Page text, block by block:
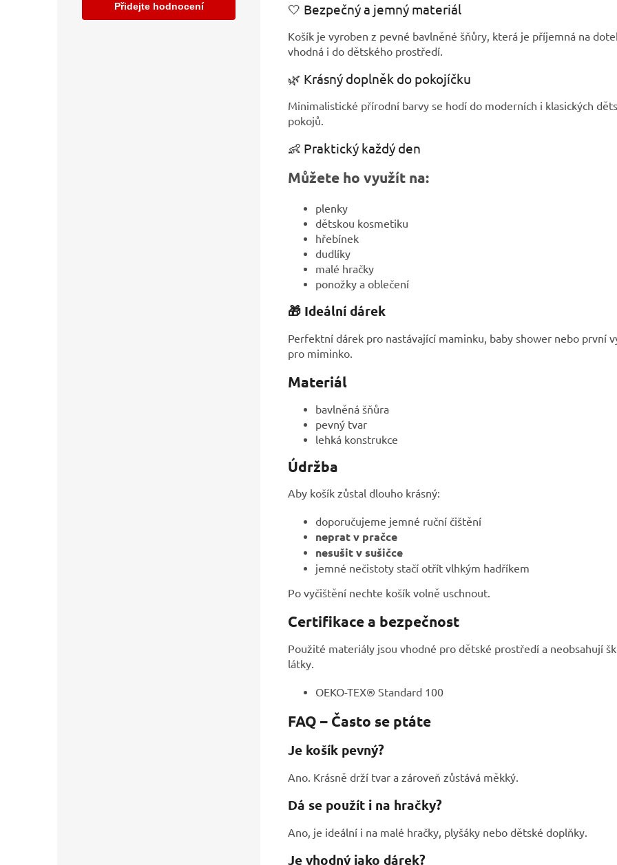
🤍 Bezpečný a jemný materiál
Košík je vyroben z pevné bavlněné šňůry, která je příjemná na
vhodná i do dětského prostředí.
🌿 Krásný doplněk do pokojíčku
Minimalistické přírodní barvy se hodí do moderních i klasických
pokojů.
👶 Praktický každý den
Můžete ho využít na:
plenky
dětskou kosmetiku
hřebínek
dudlíky
malé hračky
ponožky a oblečení
🎁 Ideální dárek
Perfektní dárek pro nastávající maminku, baby shower nebo první
pro miminko.
Materiál
bavlněná šňůra
pevný tvar
lehká konstrukce
Údržba
Aby košík zůstal dlouho krásný:
doporučujeme jemné ruční čištění
neprat v pračce
nesušit v sušičce
jemné nečistoty stačí otřít vlhkým hadříkem
Po vyčištění nechte košík volně uschnout.
Certifikace a bezpečnost
Použité materiály jsou vhodné pro dětské prostředí a neobsahují
látky.
OEKO-TEX® Standard 100
FAQ – Často se ptáte
Je košík pevný?
Ano. Krásně drží tvar a zároveň zůstává měkký.
Dá se použít i na hračky?
Ano, je ideální i na malé hračky, plyšáky nebo dětské doplňky.
Je vhodný jako dárek?